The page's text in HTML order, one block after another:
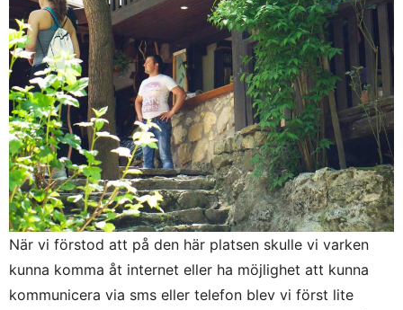
När vi förstod att på den här platsen skulle vi varken
kunna komma åt internet eller ha möjlighet att kunna
kommunicera via sms eller telefon blev vi först lite